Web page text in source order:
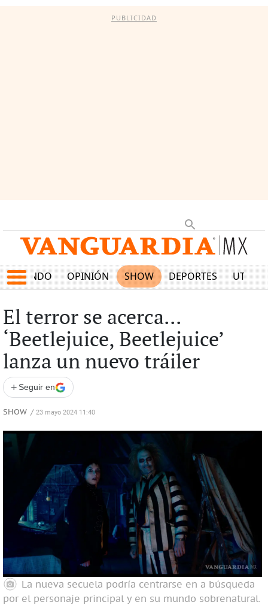
PUBLICIDAD
MUNDO OPINIÓN SHOW DEPORTES
El terror se acerca...
‘Beetlejuice, Beetlejuice’
lanza un nuevo tráiler
+ Seguir en
SHOW / 23 mayo 2024 11:40
La nueva secuela podría centrarse en a búsqueda
por el personaje principal y en su mundo sobrenatural.